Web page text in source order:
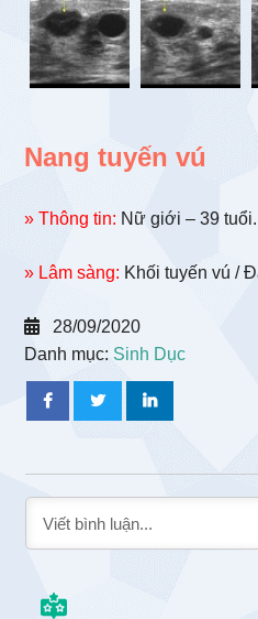
Nang tuyến vú
» Thông tin: Nữ giới – 39 tuổi.
» Lâm sàng: Khối tuyến vú /
28/09/2020
Danh mục: Sinh Dục